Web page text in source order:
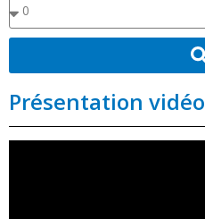
Présentation vidéo